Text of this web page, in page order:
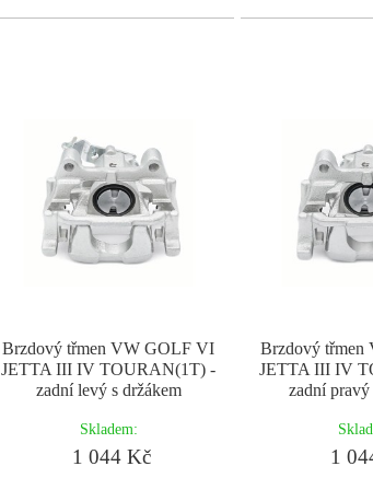
Brzdový třmen VW GOLF VI
JETTA III IV TOURAN(1T) -
zadní levý s držákem
Skladem:
1 044 Kč
Brzdový
JETTA III IV
zadní pravý
1